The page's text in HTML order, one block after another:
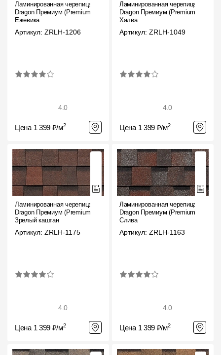
Ламинированная черепица
Dragon Премиум (Premium),
Ежевика
Артикул: ZRLH-1206
4.0
Цена 1 399 ₽/м2
Ламинированная черепица
Dragon Премиум (Premium),
Халва
Артикул: ZRLH-1049
4.0
Цена 1 399 ₽/м2
Ламинированная черепица
Dragon Премиум (Premium),
Зрелый каштан
Артикул: ZRLH-1175
4.0
Цена 1 399 ₽/м2
Ламинированная черепица
Dragon Премиум (Premium),
Слива
Артикул: ZRLH-1163
4.0
Цена 1 399 ₽/м2